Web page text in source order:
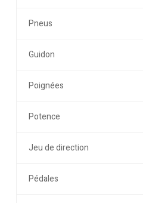
Pneus
Guidon
Poignées
Potence
Jeu de direction
Pédales